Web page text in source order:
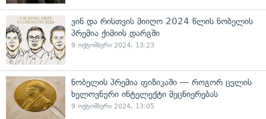
ვინ და რისთვის მიიღო 2024 წლის ნობელის
პრემია ქიმიის დარგში
9 ოქტომბერი 2024, 13:23
ნობელის პრემია ფიზიკაში — როგორ ცვლის
ხელოვნური ინტელექტი მეცნიერებას
9 ოქტომბერი 2024, 13:05